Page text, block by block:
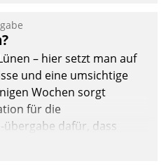
einen eigenen Kanal
– hier setzt man auf
und eine umsichtige
Wochen sorgt
für die
dafür, dass
und, so es sein muss,